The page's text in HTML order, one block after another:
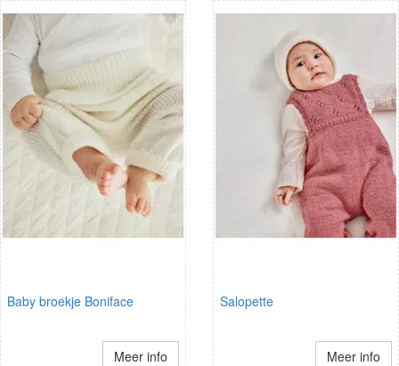
Baby broekje Boniface
Meer info
Salopette
Meer info